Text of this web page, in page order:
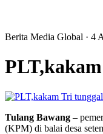
Berita Media Global · 4
Tulang Bawang –
(KPM) di balai desa